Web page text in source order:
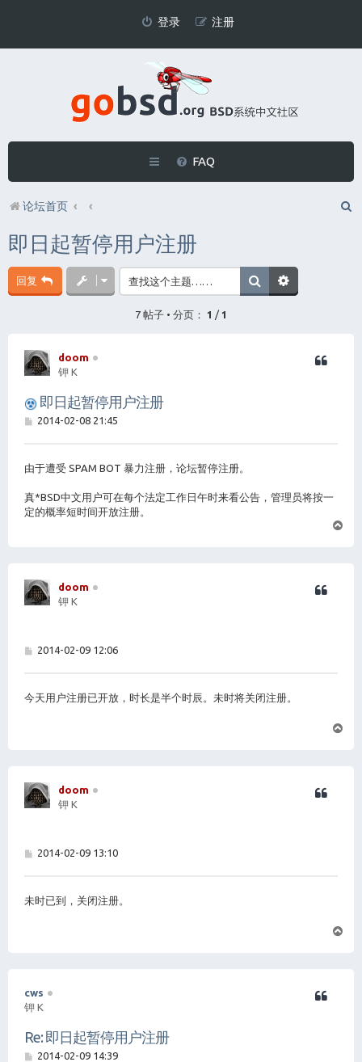
登录 注册
FAQ
论坛首页
即日起暂停用户注册
回复
7 帖子 • 分页： 1 / 1
doom
钾 K
即日起暂停用户注册
帖
2014-02-08 21:45
由于遭受 SPAM BOT 暴力注册，论坛暂停注册。
真*BSD中文用户可在每个法定工作日午时来看公告，管理员将按一
定的概率短时间开放注册。
doom
钾 K
帖
2014-02-09 12:06
今天用户注册已开放，时长是半个时辰。未时将关闭注册。
doom
钾 K
帖
2014-02-09 13:10
未时已到，关闭注册。
cws
钾 K
Re: 即日起暂停用户注册
帖
2014-02-09 14:39